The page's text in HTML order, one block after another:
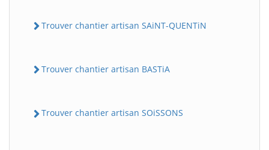
Trouver chantier artisan SAiNT-QUENTiN
Trouver chantier artisan BASTiA
Trouver chantier artisan SOiSSONS